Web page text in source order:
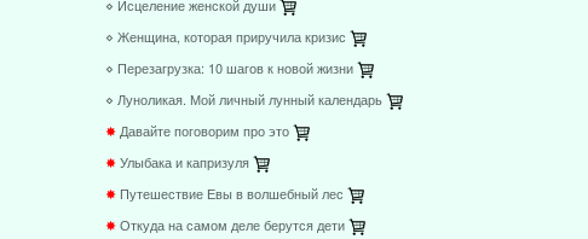
⋄ Исцеление женской души
⋄ Женщина, которая приручила кризис
⋄ Перезагрузка: 10 шагов к новой жизни
⋄ Луноликая. Мой личный лунный календарь
✸ Давайте поговорим про это
✸Улыбака и капризуля
✸ Путешествие Евы в волшебный лес
✸Откуда на самом деле берутся дети